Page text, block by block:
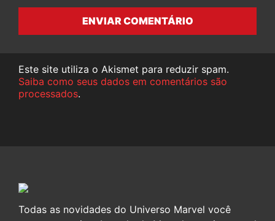
ENVIAR COMENTÁRIO
Este site utiliza o Akismet para reduzir spam.
Saiba como seus dados em comentários são
processados.
Todas as novidades do Universo Marvel você